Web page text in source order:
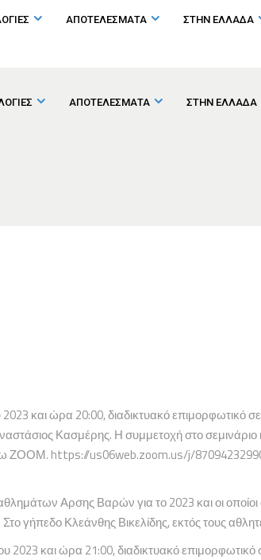
ΑΠΟΤΕΛΕΣΜΑΤΑ ΣΤΗΝ ΕΛΛΑΔΑ
ΑΠΟΤΕΛΕΣΜΑΤΑ ΣΤΗΝ ΕΛΛΑΔΑ
και ώρα 20:00, διαδικτυακό
Κασμέρης. Η συμμετοχή στο σεμινάριο
ΖΟΟΜ. https://us06web.zoom.us/j/
Αρσης Βαρών για το 2023 και οι
γήπεδο Κλεάνθης Βικελίδης, εκτός τους
και ώρα 21:00, διαδικτυακό επιμορφωτικό